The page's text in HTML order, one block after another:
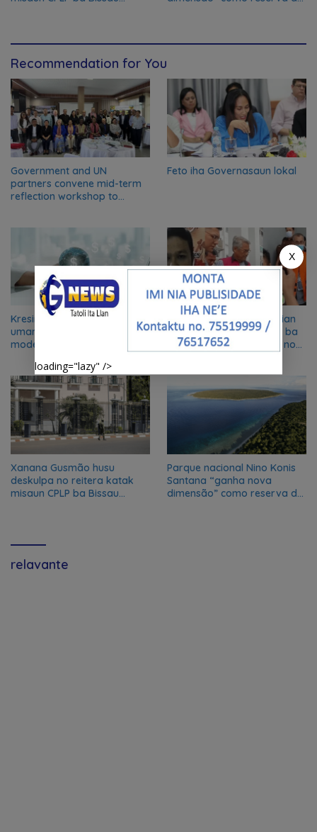
Recommendation for You
Government and UN
partners convene mid-term
reflection workshop to
Feto iha Governasaun lokal
Kresimentu kapasidade
umanu importante ekonomia
modernu no futuru
Lista Rejente Kuansing nian
ne’ebé hetan akuzasaun ba
korrupsaun, inklui Aman no
Xanana Gusmão husu
deskulpa no reitera katak
misaun CPLP ba Bissau
Parque nacional Nino Konis
Santana “ganha nova
dimensão” como reserva da
relavante
X
loading="lazy" />